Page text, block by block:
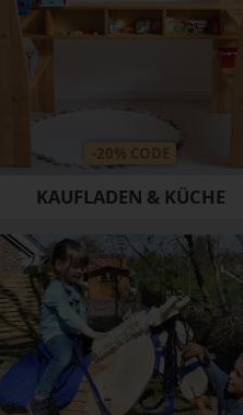
KAUFLADEN & KÜCHE